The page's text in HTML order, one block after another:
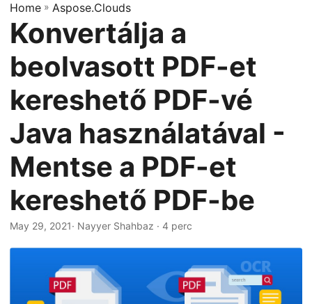
a
v
i
g
t
o
n
Home » Aspose.Clouds
Konvertálja a
beolvasott PDF-et
kereshető PDF-vé
Java használatával -
Mentse a PDF-et
kereshető PDF-be
May 29, 2021· Nayyer Shahbaz · 4 perc